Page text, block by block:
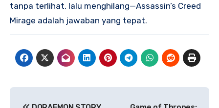
tanpa terlihat, lalu menghilang—Assassin’s Creed
Mirage adalah jawaban yang tepat.